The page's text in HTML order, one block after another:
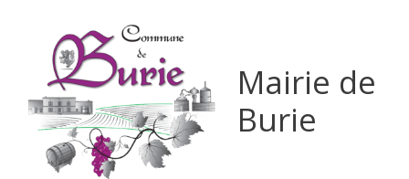
Mairie de
Burie